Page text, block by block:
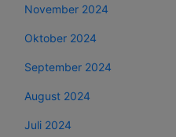
November 2024
Oktober 2024
September 2024
August 2024
Juli 2024